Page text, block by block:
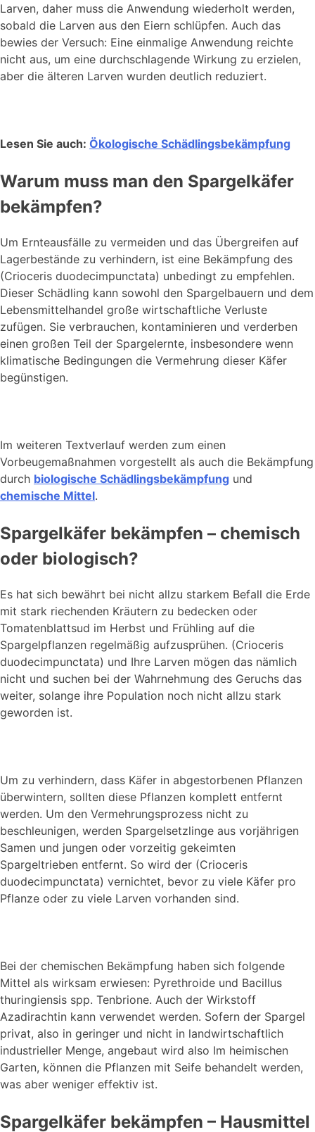
Larven, daher muss die Anwendung wiederholt werden,
sobald die Larven aus den Eiern schlüpfen. Auch das
bewies der Versuch: Eine einmalige Anwendung reichte
nicht aus, um eine durchschlagende Wirkung zu erzielen,
aber die älteren Larven wurden deutlich reduziert.
Lesen Sie auch: Ökologische Schädlingsbekämpfung
Warum muss man den Spargelkäfer
bekämpfen?
Um Ernteausfälle zu vermeiden und das Übergreifen auf
Lagerbestände zu verhindern, ist eine Bekämpfung des
(Crioceris duodecimpunctata) unbedingt zu empfehlen.
Dieser Schädling kann sowohl den Spargelbauern und dem
Lebensmittelhandel große wirtschaftliche Verluste
zufügen. Sie verbrauchen, kontaminieren und verderben
einen großen Teil der Spargelernte, insbesondere wenn
klimatische Bedingungen die Vermehrung dieser Käfer
begünstigen.
Im weiteren Textverlauf werden zum einen
Vorbeugemaßnahmen vorgestellt als auch die Bekämpfung
durch biologische Schädlingsbekämpfung und
chemische Mittel.
Spargelkäfer bekämpfen – chemisch
oder biologisch?
Es hat sich bewährt bei nicht allzu starkem Befall die Erde
mit stark riechenden Kräutern zu bedecken oder
Tomatenblattsud im Herbst und Frühling auf die
Spargelpflanzen regelmäßig aufzusprühen. (Crioceris
duodecimpunctata) und Ihre Larven mögen das nämlich
nicht und suchen bei der Wahrnehmung des Geruchs das
weiter, solange ihre Population noch nicht allzu stark
geworden ist.
Um zu verhindern, dass Käfer in abgestorbenen Pflanzen
überwintern, sollten diese Pflanzen komplett entfernt
werden. Um den Vermehrungsprozess nicht zu
beschleunigen, werden Spargelsetzlinge aus vorjährigen
Samen und jungen oder vorzeitig gekeimten
Spargeltrieben entfernt. So wird der (Crioceris
duodecimpunctata) vernichtet, bevor zu viele Käfer pro
Pflanze oder zu viele Larven vorhanden sind.
Bei der chemischen Bekämpfung haben sich folgende
Mittel als wirksam erwiesen: Pyrethroide und Bacillus
thuringiensis spp. Tenbrione. Auch der Wirkstoff
Azadirachtin kann verwendet werden. Sofern der Spargel
privat, also in geringer und nicht in landwirtschaftlich
industrieller Menge, angebaut wird also Im heimischen
Garten, können die Pflanzen mit Seife behandelt werden,
was aber weniger effektiv ist.
Spargelkäfer bekämpfen – Hausmittel